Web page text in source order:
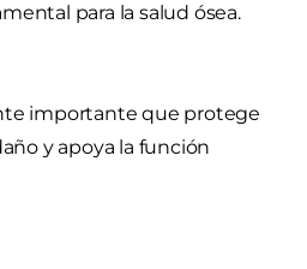
para la salud ósea.
importante que protege
y apoya la función